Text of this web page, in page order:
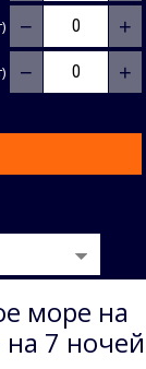
− +
− +
море на
на 7 ночей